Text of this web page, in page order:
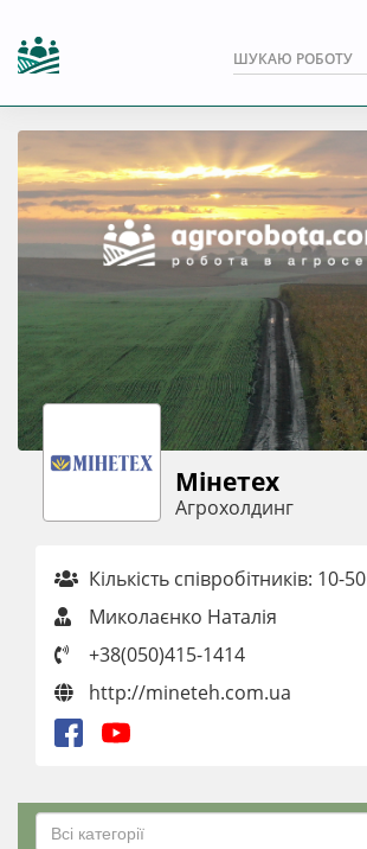
ШУКАЮ РОБОТУ
Мінетех
Агрохолдинг
Кількість співробітників: 10-50
Миколаєнко Наталія
+38(050)415-1414
http://mineteh.com.ua
Всі категорії